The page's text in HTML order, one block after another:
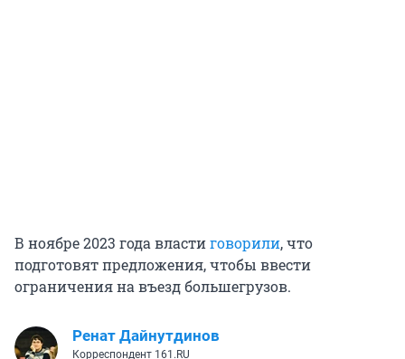
В ноябре 2023 года властиговорили, что
подготовят предложения, чтобы ввести
ограничения на въезд большегрузов.
Ренат Дайнутдинов
Корреспондент 161.RU